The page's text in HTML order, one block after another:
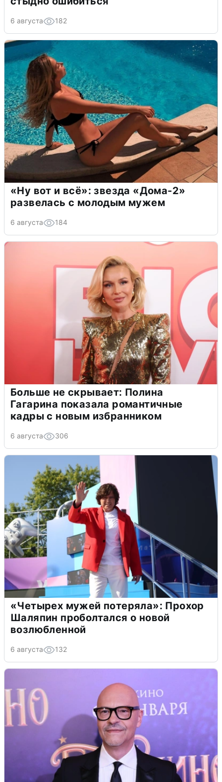
6 августа 182
«Ну вот и всё»: звезда «Дома-2»
развелась с молодым мужем
6 августа 184
Больше не скрывает: Полина
Гагарина показала романтичные
кадры с новым избранником
6 августа 306
«Четырех мужей потеряла»: Прохор
Шаляпин проболтался о новой
возлюбленной
6 августа 132